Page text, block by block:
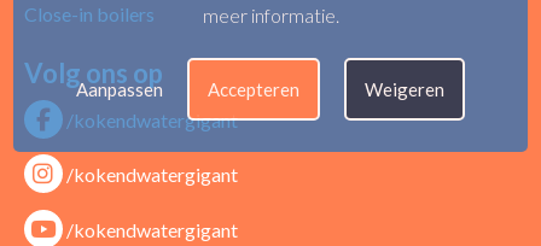
Close-in boilers
Volg ons op
/kokendwatergigant
/kokendwatergigant
/kokendwatergigant
meer informatie.
Aanpassen Accepteren Weigeren